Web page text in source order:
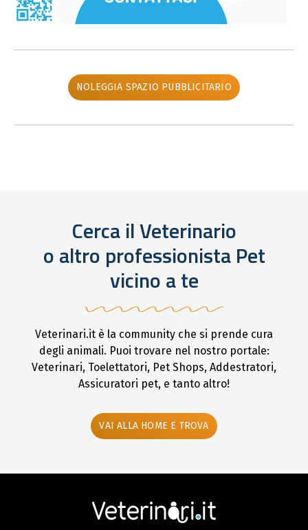
NOLEGGIA SPAZIO PUBBLICITARIO
Cerca il Veterinario
o altro professionista Pet
vicino a te
Veterinari.it è la community che si prende cura
degli animali. Puoi trovare nel nostro portale:
Veterinari, Toelettatori, Pet Shops, Addestratori,
Assicuratori pet, e tanto altro!
VAI ALLA HOME E TROVA